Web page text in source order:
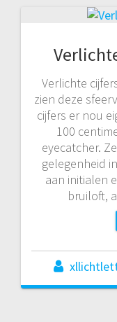
Verlichte
zien deze
cijfers er nou
100
eyecatcher.
gelegenheid
aan initialen
bruiloft,